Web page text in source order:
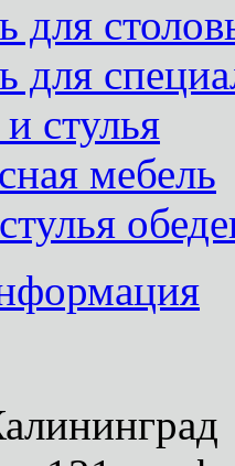
для
для
стулья
мебель